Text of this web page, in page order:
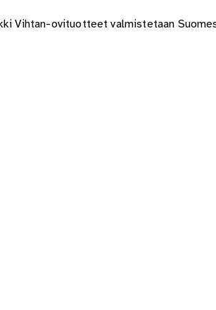
Vihtan-ovituotteet valmistetaan